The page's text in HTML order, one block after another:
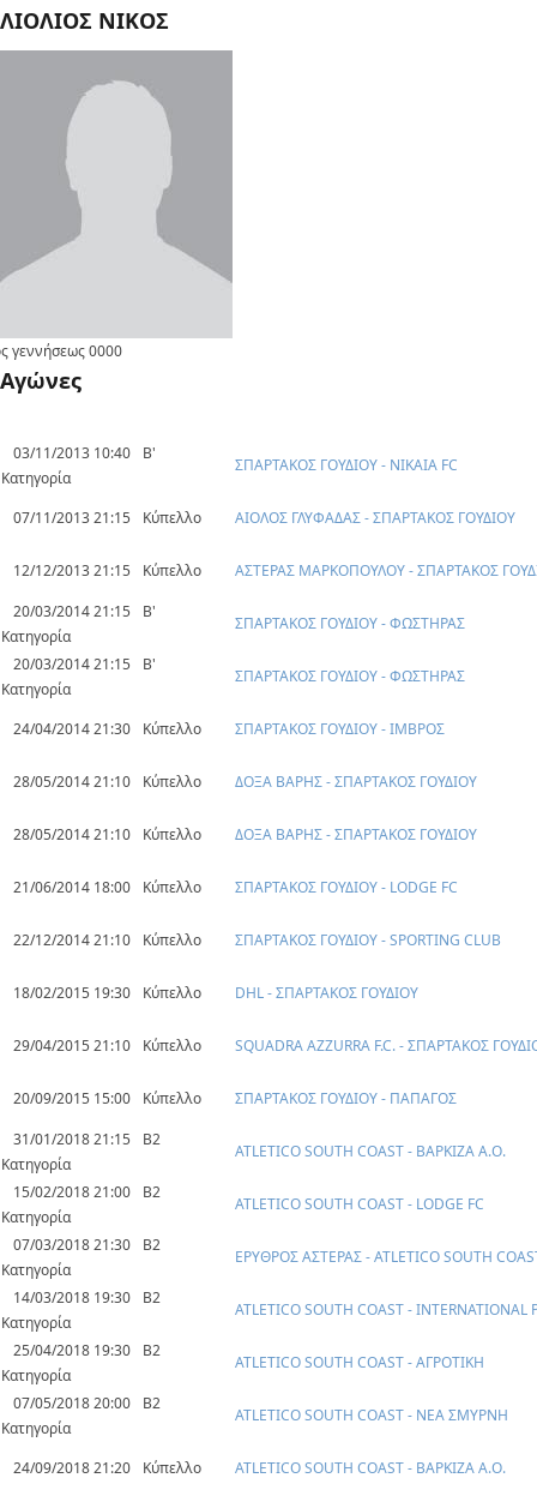
ΛΙΟΛΙΟΣ ΝΙΚΟΣ
γεννήσεως0000
Αγώνες
03/11/2013 10:40
Β'
Κατηγορία
ΣΠΑΡΤΑΚΟΣ ΓΟΥΔΙΟΥ - ΝΙΚΑΙΑ FC
07/11/2013 21:15 Κύπελλο ΑΙΟΛΟΣ ΓΛΥΦΑΔΑΣ - ΣΠΑΡΤΑΚΟΣ ΓΟΥΔΙΟΥ
12/12/2013 21:15 Κύπελλο
ΑΣΤΕΡΑΣ ΜΑΡΚΟΠΟΥΛΟΥ - ΣΠΑΡΤΑΚΟΣ
20/03/2014 21:15
Β'
Κατηγορία
ΣΠΑΡΤΑΚΟΣ ΓΟΥΔΙΟΥ - ΦΩΣΤΗΡΑΣ
20/03/2014 21:15
Β'
Κατηγορία
ΣΠΑΡΤΑΚΟΣ ΓΟΥΔΙΟΥ - ΦΩΣΤΗΡΑΣ
24/04/2014 21:30 Κύπελλο ΣΠΑΡΤΑΚΟΣ ΓΟΥΔΙΟΥ - ΙΜΒΡΟΣ
28/05/2014 21:10 Κύπελλο ΔΟΞΑ ΒΑΡΗΣ - ΣΠΑΡΤΑΚΟΣ ΓΟΥΔΙΟΥ
28/05/2014 21:10 Κύπελλο ΔΟΞΑ ΒΑΡΗΣ - ΣΠΑΡΤΑΚΟΣ ΓΟΥΔΙΟΥ
21/06/2014 18:00 Κύπελλο ΣΠΑΡΤΑΚΟΣ ΓΟΥΔΙΟΥ - LODGE FC
22/12/2014 21:10 Κύπελλο ΣΠΑΡΤΑΚΟΣ ΓΟΥΔΙΟΥ - SPORTING CLUB
18/02/2015 19:30 Κύπελλο DHL - ΣΠΑΡΤΑΚΟΣ ΓΟΥΔΙΟΥ
29/04/2015 21:10 Κύπελλο SQUADRA AZZURRA F.C. - ΣΠΑΡΤΑΚΟΣ
20/09/2015 15:00 Κύπελλο
ΣΠΑΡΤΑΚΟΣ ΓΟΥΔΙΟΥ - ΠΑΠΑΓΟΣ
31/01/2018 21:15
Β2
Κατηγορία
ATLETICO SOUTH COAST - ΒΑΡΚΙΖΑ Α.Ο.
15/02/2018 21:00
Β2
Κατηγορία
ATLETICO SOUTH COAST - LODGE FC
07/03/2018 21:30
Β2
Κατηγορία
ΕΡΥΘΡΟΣ ΑΣΤΕΡΑΣ - ATLETICO SOUTH
14/03/2018 19:30
Β2
Κατηγορία
ATLETICO SOUTH COAST - INTERNATIONAL
25/04/2018 19:30
Β2
Κατηγορία
ATLETICO SOUTH COAST - ΑΓΡΟΤΙΚΗ
07/05/2018 20:00
Β2
Κατηγορία
ATLETICO SOUTH COAST - ΝΕΑ ΣΜΥΡΝΗ
24/09/2018 21:20 Κύπελλο ATLETICO SOUTH COAST - ΒΑΡΚΙΖΑ Α.Ο.